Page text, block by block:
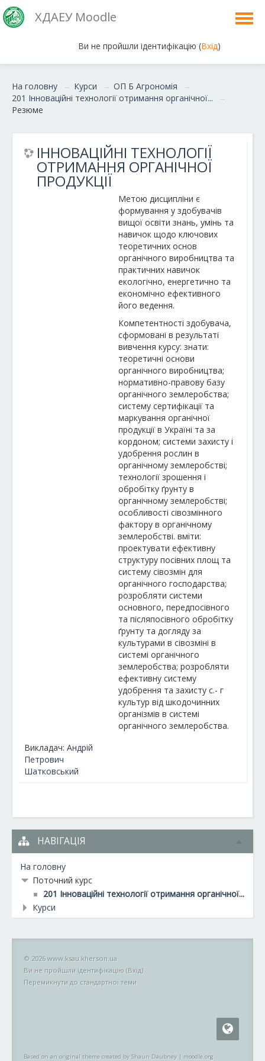
ХДАЕУ Moodle
Ви не пройшли ідентифікацію (Вхід)
На головну → Курси → ОП Б Агрономія
→
201 Інноваційні технології отримання органічної...
→
Резюме
ІННОВАЦІЙНІ ТЕХНОЛОГІЇ
ОТРИМАННЯ ОРГАНІЧНОЇ
ПРОДУКЦІЇ
Метою дисципліни є
формування у здобувачів
вищої освіти знань, умінь та
навичок щодо ключових
теоретичних основ
органічного виробництва та
практичних навичок
екологічно, енергетично та
економічно ефективного
його ведення.
Компетентності здобувача,
сформовані в результаті
вивчення курсу: знати:
теоретичні основи
органічного виробництва;
нормативно-правову базу
органічного землеробства;
систему сертифікації та
маркування органічної
продукції в Україні та за
кордоном; системи захисту і
удобрення рослин в
органічному землеробстві;
технології зрошення і
обробітку ґрунту в
органічному землеробстві;
особливості сівозмінного
фактору в органічному
землеробстві. вміти:
проектувати ефективну
структуру посівних площ та
систему сівозмін для
органічного господарства;
розробляти системи
основного, передпосівного
та післяпосівного обробітку
ґрунту та догляду за
культурами в сівозміні в
системі органічного
землеробства; розробляти
ефективну систему
удобрення та захисту с.- г
культур від шкодочинних
організмів в системі
органічного землеробства.
Викладач: Андрій
Петрович
Шатковський
НАВІГАЦІЯ
На головну
Поточний курс
201 Інноваційні технології отримання органічної...
Курси
© 2026 www.ksau.kherson.ua
Ви не пройшли ідентифікацію (Вхід)
Перемикнути до стандартної теми
Based on an original theme created by Shaun Daubney| moodle.org